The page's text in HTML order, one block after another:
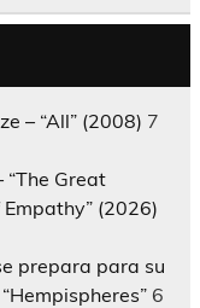
– “All” (2008) 7
“The Great
(2026)
prepara para su
6